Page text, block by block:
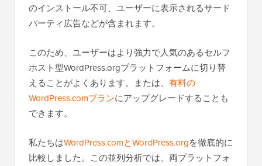
のインストール不可、ユーザーに表示されるサード
パーティ広告などが含まれます。
このため、ユーザーはより強力で人気のあるセルフ
ホスト型WordPress.orgプラットフォームに切り替
えることがよくあります。または、 有料の
WordPress.comプランにアップグレードすることも
できます。
私たちはWordPress.comとWordPress.orgを徹底的に
比較しました。この並列分析では、両プラットフォ